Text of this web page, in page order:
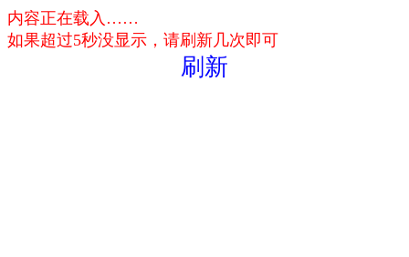
内容正在载入……
如果超过5秒没显示，请刷新几次即可
刷新